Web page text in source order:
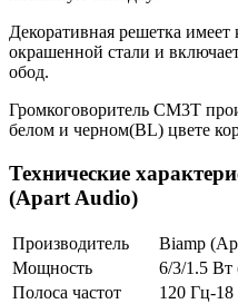
Декоративная решетка
окрашенной стали и
обод.
Громкоговоритель CM3T
белом и черном(BL) цвете
Технические
(Apart Audio)
Производитель
Biamp
Мощность
6/3/1.5
Полоса частот
120 Гц-18